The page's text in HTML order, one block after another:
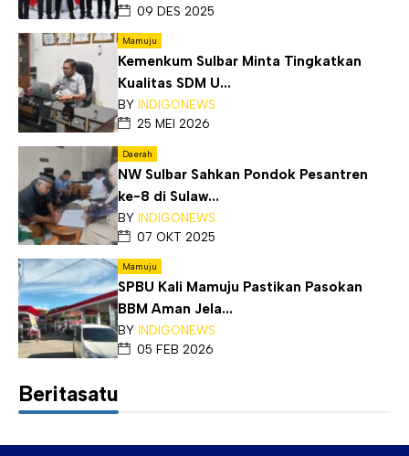
09 DES 2025
Mamuju
Kemenkum Sulbar Minta Tingkatkan
Kualitas SDM U...
BY INDIGONEWS
25 MEI 2026
Daerah
NW Sulbar Sahkan Pondok Pesantren
ke-8 di Sulaw...
BY INDIGONEWS
07 OKT 2025
Mamuju
SPBU Kali Mamuju Pastikan Pasokan
BBM Aman Jela...
BY INDIGONEWS
05 FEB 2026
Beritasatu